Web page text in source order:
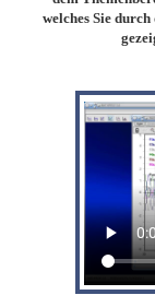
welches Sie